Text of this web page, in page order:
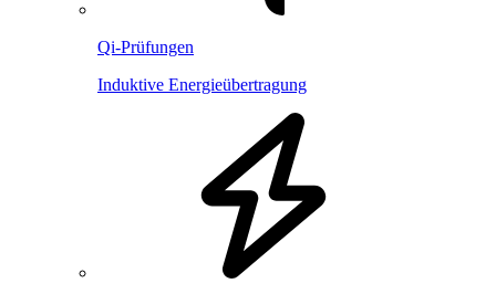
Qi-Prüfungen
Induktive Energieübertragung